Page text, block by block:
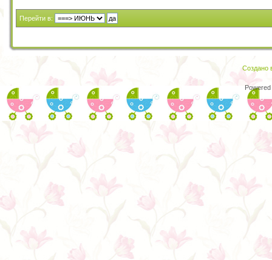
Перейти в:
Создано